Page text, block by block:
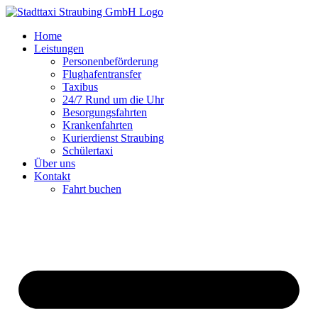
Zum
springenHome
Leistungen
Personenbeförderung
Flughafentransfer
Taxibus
24/7 Rund um die Uhr
Besorgungsfahrten
Krankenfahrten
Kurierdienst Straubing
Schülertaxi
Über uns
Kontakt
Fahrt buchen